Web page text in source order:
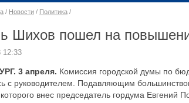
/ Новости / Политика /
Шихов пошел на
12:33
3 апреля. Комиссия городской думы по
с руководителем. Подавляющим
внес председатель гордума Евгений